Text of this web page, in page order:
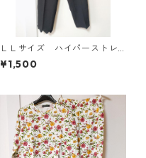
ＬＬサイズ ハイパーストレ
ッチ センタープレスパン
ツ ブラック KAE-4704
¥1,500